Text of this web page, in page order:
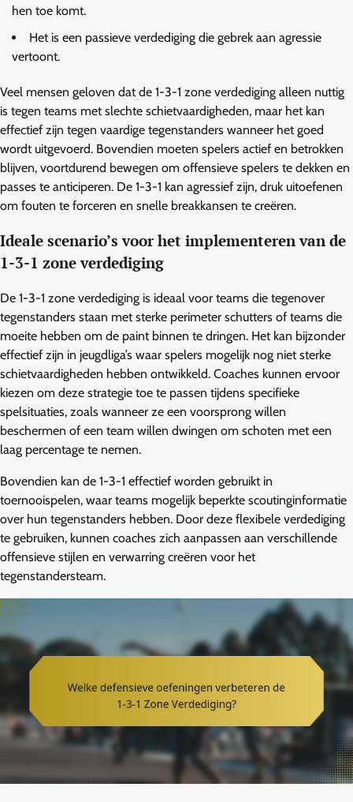
hen toe komt.
Het is een passieve verdediging die gebrek aan agressie
vertoont.
Veel mensen geloven dat de 1-3-1 zone verdediging alleen nuttig
is tegen teams met slechte schietvaardigheden, maar het kan
effectief zijn tegen vaardige tegenstanders wanneer het goed
wordt uitgevoerd. Bovendien moeten spelers actief en betrokken
blijven, voortdurend bewegen om offensieve spelers te dekken en
passes te anticiperen. De 1-3-1 kan agressief zijn, druk uitoefenen
om fouten te forceren en snelle breakkansen te creëren.
Ideale scenario’s voor het implementeren van de
1-3-1 zone verdediging
De 1-3-1 zone verdediging is ideaal voor teams die tegenover
tegenstanders staan met sterke perimeter schutters of teams die
moeite hebben om de paint binnen te dringen. Het kan bijzonder
effectief zijn in jeugdliga’s waar spelers mogelijk nog niet sterke
schietvaardigheden hebben ontwikkeld. Coaches kunnen ervoor
kiezen om deze strategie toe te passen tijdens specifieke
spelsituaties, zoals wanneer ze een voorsprong willen
beschermen of een team willen dwingen om schoten met een
laag percentage te nemen.
Bovendien kan de 1-3-1 effectief worden gebruikt in
toernooispelen, waar teams mogelijk beperkte scoutinginformatie
over hun tegenstanders hebben. Door deze flexibele verdediging
te gebruiken, kunnen coaches zich aanpassen aan verschillende
offensieve stijlen en verwarring creëren voor het
tegenstandersteam.